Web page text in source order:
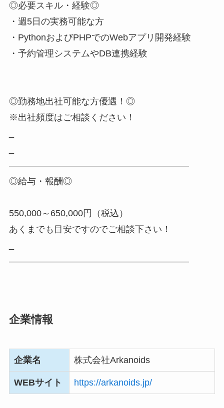
◎必要スキル・経験◎
・週5日の実務可能な方
・PythonおよびPHPでのWebアプリ開発経験
・予約管理システムやDB連携経験
◎勤務地出社可能な方優遇！◎
※出社頻度はご相談ください！
――――――――――――――――――――
◎給与・報酬◎
550,000～650,000円（税込）
あくまでも目安ですのでご相談下さい！
――――――――――――――――――――
企業情報
企業名 株式会社Arkanoids
WEBサイト https://arkanoids.jp/